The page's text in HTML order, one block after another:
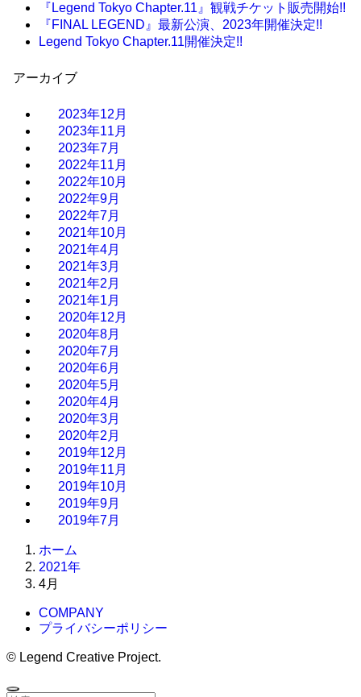
『Legend Tokyo Chapter.11』観戦チケット販売開始!!
『FINAL LEGEND』最新公演、2023年開催決定!!
Legend Tokyo Chapter.11開催決定!!
アーカイブ
2023年12月
2023年11月
2023年7月
2022年11月
2022年10月
2022年9月
2022年7月
2021年10月
2021年4月
2021年3月
2021年2月
2021年1月
2020年12月
2020年8月
2020年7月
2020年6月
2020年5月
2020年4月
2020年3月
2020年2月
2019年12月
2019年11月
2019年10月
2019年9月
2019年7月
ホーム
2021年
4月
COMPANY
プライバシーポリシー
© Legend Creative Project.